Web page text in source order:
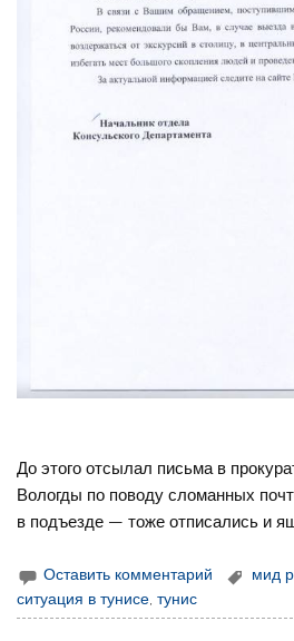
До этого отсылал письма в
Вологды по поводу сломанных
в подъезде — тоже отписались и
Оставить комментарий мид
ситуация в тунисе ,тунис